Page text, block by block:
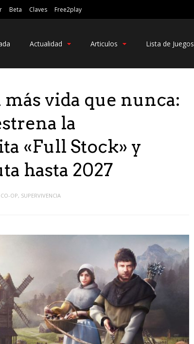
Beta Claves Free2play
Actualidad Articulos Lista de Juegos
vida que nunca:
la
«Full Stock» y
hasta 2027
CO-OP, SUPERVIVENCIA